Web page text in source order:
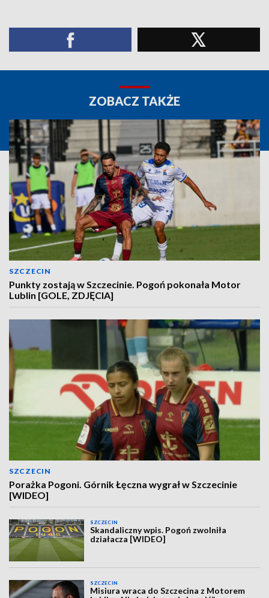
ZOBACZ TAKŻE
SZCZECIN
Punkty zostają w Szczecinie. Pogoń pokonała Motor
Lublin [GOLE, ZDJĘCIA]
SZCZECIN
Porażka Pogoni. Górnik Łęczna wygrał w Szczecinie
[WIDEO]
SZCZECIN
Skandaliczny wpis. Pogoń zwolniła
działacza [WIDEO]
SZCZECIN
Misiura wraca do Szczecina z Motorem